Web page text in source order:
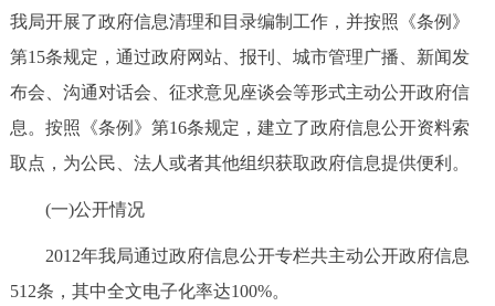
ENGLISH 한국어 日本語
DEUTSCH FRANÇAIS РУССКИЙ ЯЗЫК
ITALIANO
我局开展了政府信息清理和目录编制工作，并按照《条例》
第15条规定，通过政府网站、报刊、城市管理广播、新闻发
布会、沟通对话会、征求意见座谈会等形式主动公开政府信
息。按照《条例》第16条规定，建立了政府信息公开资料索
取点，为公民、法人或者其他组织获取政府信息提供便利。
(一)公开情况
2012年我局通过政府信息公开专栏共主动公开政府信息
512条，其中全文电子化率达100%。